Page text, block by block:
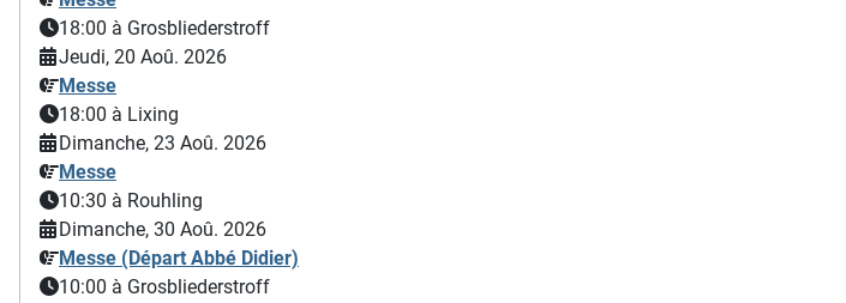
18:00 à Grosbliederstroff
Jeudi, 20 Aoû. 2026
Messe
18:00 à Lixing
Dimanche, 23 Aoû. 2026
Messe
10:30 à Rouhling
Dimanche, 30 Aoû. 2026
Messe (Départ Abbé Didier)
10:00 à Grosbliederstroff